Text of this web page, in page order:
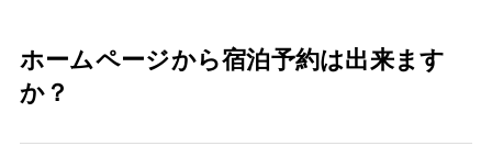
ホームページから宿泊予約は出来ます
か？